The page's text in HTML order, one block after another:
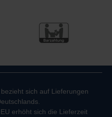
sich auf Lieferungen
erhöht sich die Lieferzeit